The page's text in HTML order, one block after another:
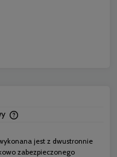
płatności
jest z dwustronnie
zabezpieczonego